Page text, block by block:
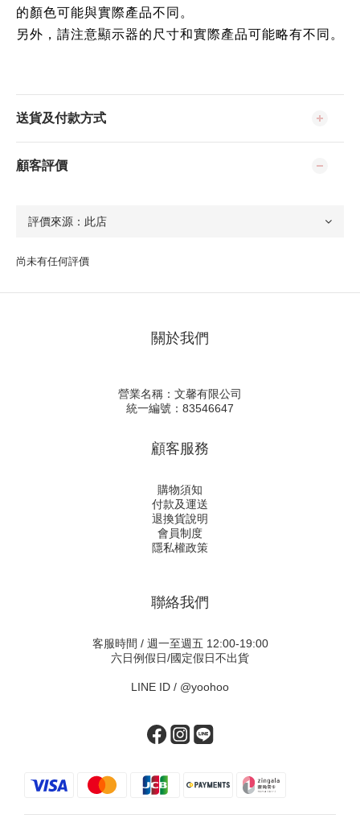
的顏色可能與實際產品不同。
另外，請注意顯示器的尺寸和實際產品可能略有不同。
送貨及付款方式
顧客評價
尚未有任何評價
關於我們
營業名稱：文馨有限公司
統一編號：83546647
顧客服務
購物須知
付款及運送
退換貨說明
會員制度
隱私權政策
聯絡我們
客服時間 / 週一至週五 12:00-19:00
六日例假日/國定假日不出貨
LINE ID / @yoohoo